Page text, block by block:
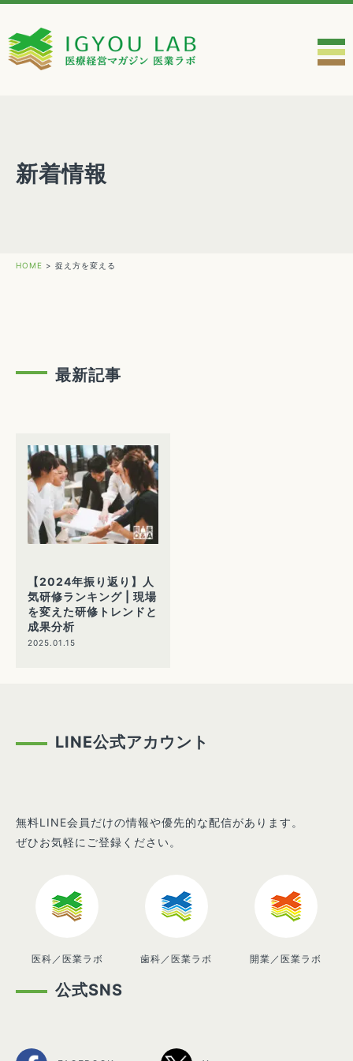
新着情報
HOME > 捉え方を変える
最新記事
【2024年振り返り】人
気研修ランキング | 現場
を変えた研修トレンドと
成果分析
2025.01.15
LINE公式アカウント
無料LINE会員だけの情報や優先的な配信があります。
ぜひお気軽にご登録ください。
医科／医業ラボ 歯科／医業ラボ 開業／医業ラボ
公式SNS